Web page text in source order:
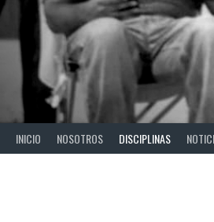
INICIO NOSOTROS DISCIPLINAS